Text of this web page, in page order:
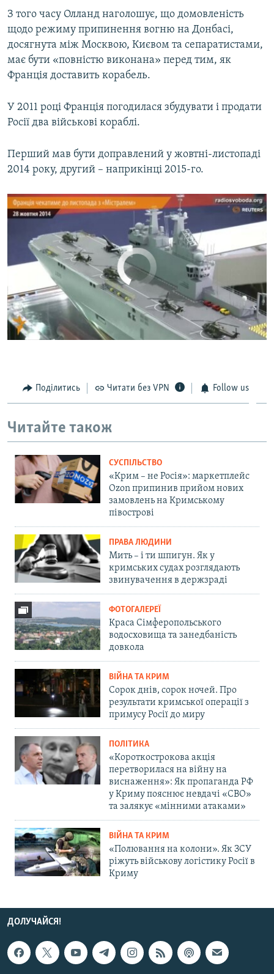
З того часу Олланд наголошує, що домовленість
щодо режиму припинення вогню на Донбасі,
досягнута між Москвою, Києвом та сепаратистами,
має бути «повністю виконана» перед тим, як
Франція доставить корабель.
У 2011 році Франція погодилася збудувати і продати
Росії два військові кораблі.
Перший мав бути доправлений у жовтні-листопаді
2014 року, другий – наприкінці 2015-го.
No media source currently available
Поділитись Читати без VPN Follow us
Читайте також
СУСПІЛЬСТВО
«Крим – не Росія»: маркетплейс
Ozon припинив прийом нових
замовлень на Кримському
півострові
ПРАВА ЛЮДИНИ
Мить – і ти шпигун. Як у
кримських судах розглядають
звинувачення в держзраді
ФОТОГАЛЕРЕЇ
Краса Сімферопольського
водосховища та занедбаність
довкола
ВІЙНА ТА КРИМ
Сорок днів, сорок ночей. Про
результати кримської операції з
примусу Росії до миру
ПОЛІТИКА
«Короткострокова акція
перетворилася на війну на
виснаження»: Як пропаганда РФ
у Криму пояснює невдачі «СВО»
та залякує «мінними атаками»
ВІЙНА ТА КРИМ
«Полювання на колони». Як ЗСУ
ріжуть військову логістику Росії в
Криму
ДОЛУЧАЙСЯ!